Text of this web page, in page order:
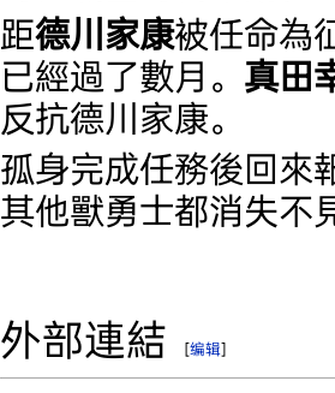
距德川家康被任命為
已經過了數月。 真田
反抗德川家康。
孤身完成任務後回來
其他獸勇士都消失不
外部連結 [编辑]